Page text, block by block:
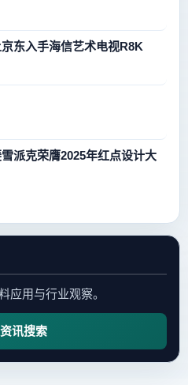
东入手海信艺术电视R8K
派克荣膺2025年红点设计大
应用与行业观察。
讯搜索